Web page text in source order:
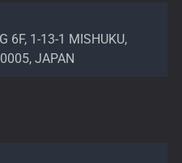
6F, 1-13-1 MISHUKU,
JAPAN